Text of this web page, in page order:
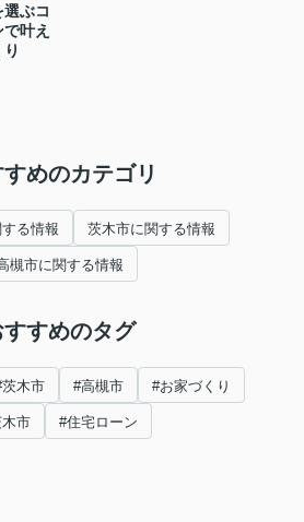
ぶコ
叶え
めのカテゴリ
る情報 茨木市に関する情報
槻市に関する情報
すすめのタグ
茨木市 #高槻市 #お家づくり
市 #住宅ローン